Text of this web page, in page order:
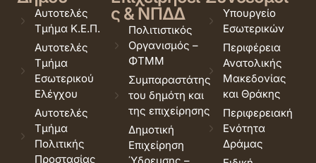
Αυτοτελές
Τμήμα Κ.Ε.Π.
Αυτοτελές
Τμήμα
Εσωτερικού
Ελέγχου
Αυτοτελές
Τμήμα
Πολιτικής
Προστασίας
ς & ΝΠΔΔ
Πολιτιστικός
Οργανισμός –
ΦΤΜΜ
Συμπαραστάτης
του δημότη και
της επιχείρησης
Δημοτική
Επιχείρηση
Υπουργείο
Εσωτερικών
Περιφέρεια
Ανατολικής
Μακεδονίας
και Θράκης
Περιφερειακή
Ενότητα
Δράμας